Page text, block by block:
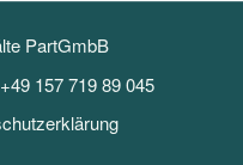
PartGmbB
+49 157 719 89 045